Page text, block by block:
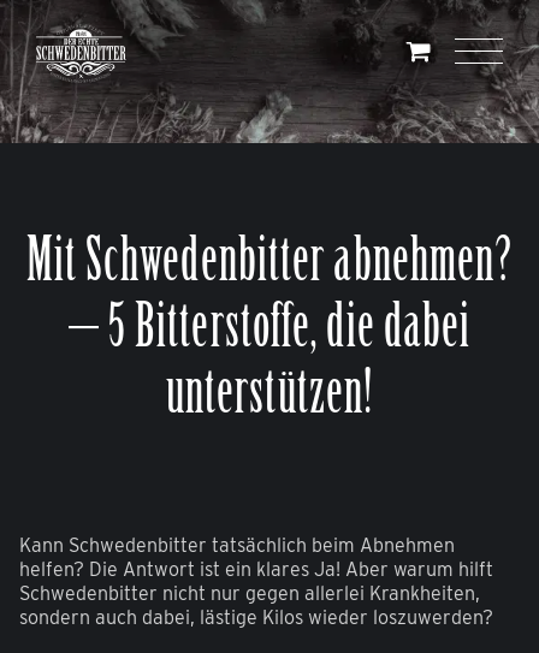
Skip
to
content
Mit Schwedenbitter abnehmen?
– 5 Bitterstoffe, die dabei
unterstützen!
Kann Schwedenbitter tatsächlich beim Abnehmen
helfen? Die Antwort ist ein klares Ja! Aber warum hilft
Schwedenbitter nicht nur gegen allerlei Krankheiten,
sondern auch dabei, lästige Kilos wieder loszuwerden?